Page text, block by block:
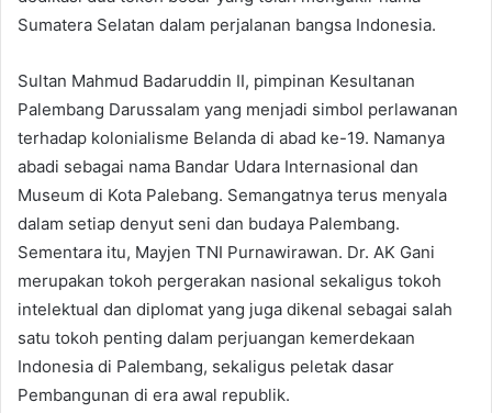
Sumatera Selatan dalam perjalanan bangsa Indonesia.
Sultan Mahmud Badaruddin II, pimpinan Kesultanan
Palembang Darussalam yang menjadi simbol perlawanan
terhadap kolonialisme Belanda di abad ke-19. Namanya
abadi sebagai nama Bandar Udara Internasional dan
Museum di Kota Palebang. Semangatnya terus menyala
dalam setiap denyut seni dan budaya Palembang.
Sementara itu, Mayjen TNI Purnawirawan. Dr. AK Gani
merupakan tokoh pergerakan nasional sekaligus tokoh
intelektual dan diplomat yang juga dikenal sebagai salah
satu tokoh penting dalam perjuangan kemerdekaan
Indonesia di Palembang, sekaligus peletak dasar
Pembangunan di era awal republik.